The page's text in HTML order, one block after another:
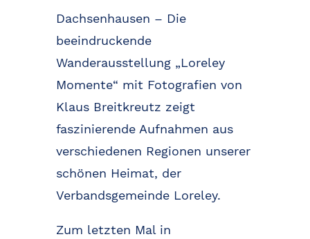
Dachsenhausen – Die
beeindruckende
Wanderausstellung „Loreley
Momente“ mit Fotografien von
Klaus Breitkreutz zeigt
faszinierende Aufnahmen aus
verschiedenen Regionen unserer
schönen Heimat, der
Verbandsgemeinde Loreley.
Zum letzten Mal in